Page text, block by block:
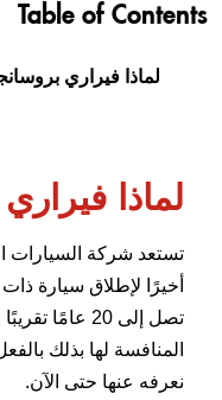
Table of Contents
لماذا فيراري بروسانجو
لماذا فيراري
تستعد شركة السيارات
أخيرًا لإطلاق سيارة
تصل إلى 20
المنافسة لها بذلك
نعرفه عنها حتى الآن.